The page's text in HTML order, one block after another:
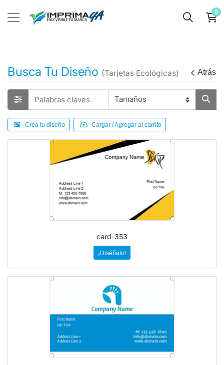
0
Busca Tu Diseño (Tarjetas Ecológicas) Atrás
Crea tu diseño Cargar / Agregar al carrito
card-353
¡Diséñalo!